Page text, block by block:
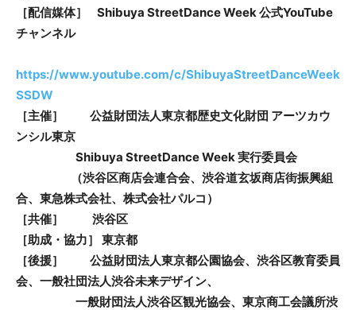
［配信媒体］ Shibuya StreetDanceWeek 公式YouTube
チャンネル
https://www.youtube.com/c/ShibuyaStreetDanceWeek
SSDW
［主催］ 公益財団法人東京都歴史文化財団 アーツカウ
ンシル東京
Shibuya StreetDanceWeek 実行委員会
（渋谷区商店会連合会、渋谷道玄坂商店街振興組
合、東急株式会社、株式会社パルコ ）
［共催］ 渋谷区
［助成・協力］ 東京都
［後援］ 公益財団法人東京都公園協会、渋谷区教育委員
会、一般社団法人渋谷未来デザイン、
一般財団法人渋谷区観光協会、東京商工会議所渋